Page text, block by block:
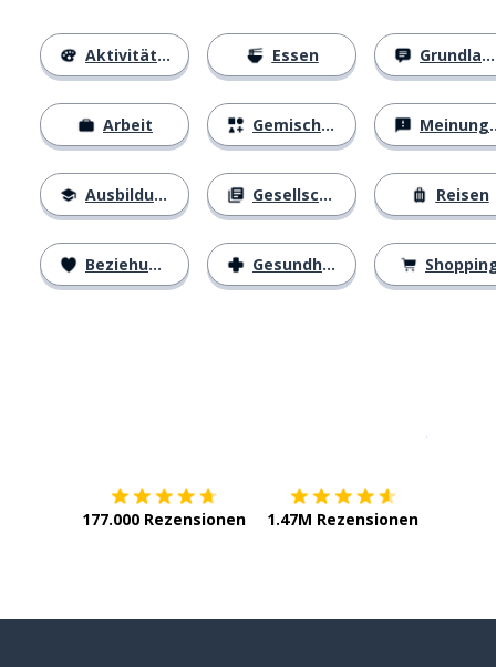
Aktivitäten
Arbeit
Ausbildung
Beziehungen
Essen
Gemischtes
Gesellschaft
Gesundheit
Grundlagen
Meinungen
Reisen
177.000 Rezensionen 1.47M Rezensionen